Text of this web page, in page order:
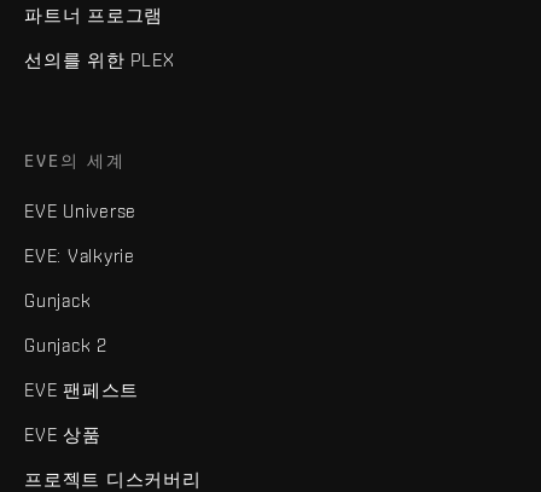
파트너 프로그램
선의를 위한 PLEX
EVE의 세계
EVE Universe
EVE: Valkyrie
Gunjack
Gunjack 2
EVE 팬페스트
EVE 상품
프로젝트 디스커버리